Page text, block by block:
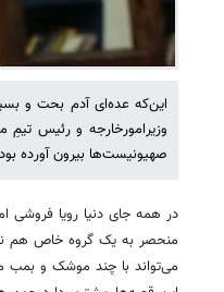
این‌که عده‌ای آدم بحت و
وزیرامورخارجه و رئیس تیمِ
صهیونیست‌ها بیرون آورده
در همه جای دنیا رویا فروشی
منحصر به یک گروه خاص هم
می‌تواند با چند موشک و بمب